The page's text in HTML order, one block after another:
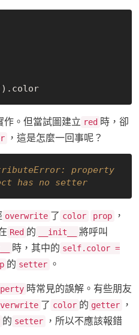
super().color
作。但當試圖建立 red 時，卻
，這是怎麼一回事呢？
property
has no setter
overwrite 了 color prop
，
Red 的 __init__ 將呼叫
時，其中的 self.color =
的 setter 。
時常見的誤解。有些朋友
了 color 的 getter
，
的 setter
，所以不應該報錯